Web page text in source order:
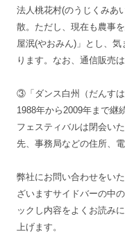
法人桃花村(のうじくみあ
散。ただし、現在も農事
屋泯(やおみん)」とし、
ります。なお、通信販売
③「ダンス白州（だんすは
1988年から2009年まで継
フェスティバルは閉会い
先、事務局などの住所、
弊社にお問い合わせをい
ざいますサイドバーの中
ックし内容をよくお読み
上げます。